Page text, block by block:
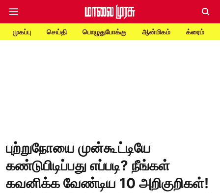
முகப்பு செய்தி பொழுதுபோக்கு ஆன்மிகம் க்ரைம்
புற்றுநோயை முன்கூட்டியே
கண்டுபிடிப்பது எப்படி? நீங்கள்
கவனிக்க வேண்டிய 10 அறிகுறிகள்!